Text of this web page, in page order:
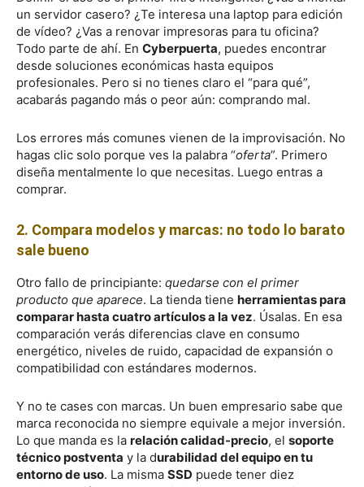
un servidor casero? ¿Te interesa una laptop para edición
de vídeo? ¿Vas a renovar impresoras para tu oficina?
Todo parte de ahí. En Cyberpuerta, puedes encontrar
desde soluciones económicas hasta equipos
profesionales. Pero si no tienes claro el “para qué”,
acabarás pagando más o peor aún: comprando mal.
Los errores más comunes vienen de la improvisación. No
hagas clic solo porque ves la palabra “oferta”. Primero
diseña mentalmente lo que necesitas. Luego entras a
comprar.
2. Compara modelos y marcas: no todo lo barato
sale bueno
Otro fallo de principiante: quedarse con el primer
producto que aparece. La tienda tiene herramientas para
comparar hasta cuatro artículos a la vez. Úsalas. En esa
comparación verás diferencias clave en consumo
energético, niveles de ruido, capacidad de expansión o
compatibilidad con estándares modernos.
Y no te cases con marcas. Un buen empresario sabe que
marca reconocida no siempre equivale a mejor inversión.
Lo que manda es la relación calidad-precio, el soporte
técnico postventa y la durabilidad del equipo en tu
entorno de uso. La misma SSD puede tener diez